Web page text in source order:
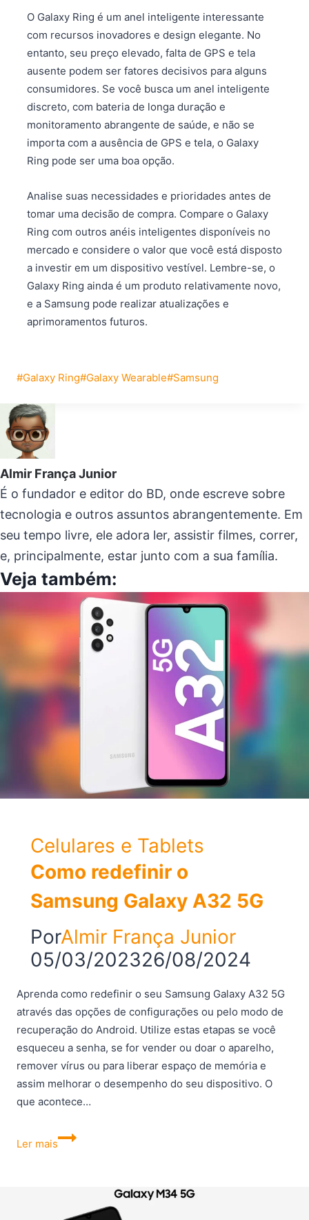
O Galaxy Ring é um anel inteligente interessante
com recursos inovadores e design elegante. No
entanto, seu preço elevado, falta de GPS e tela
ausente podem ser fatores decisivos para alguns
consumidores. Se você busca um anel inteligente
discreto, com bateria de longa duração e
monitoramento abrangente de saúde, e não se
importa com a ausência de GPS e tela, o Galaxy
Ring pode ser uma boa opção.
Analise suas necessidades e prioridades antes de
tomar uma decisão de compra. Compare o Galaxy
Ring com outros anéis inteligentes disponíveis no
mercado e considere o valor que você está disposto
a investir em um dispositivo vestível. Lembre-se, o
Galaxy Ring ainda é um produto relativamente novo,
e a Samsung pode realizar atualizações e
aprimoramentos futuros.
Tags
Post:
#Galaxy Ring#Galaxy Wearable#Samsung
Almir França Junior
É o fundador e editor do BD, onde escreve sobre
tecnologia e outros assuntos abrangentemente. Em
seu tempo livre, ele adora ler, assistir filmes, correr,
e, principalmente, estar junto com a sua família.
Veja também:
Celulares e Tablets
Como redefinir o
Samsung Galaxy A32 5G
PorAlmir França Junior
05/03/202326/08/2024
Aprenda como redefinir o seu Samsung Galaxy A32 5G
através das opções de configurações ou pelo modo de
recuperação do Android. Utilize estas etapas se você
esqueceu a senha, se for vender ou doar o aparelho,
remover vírus ou para liberar espaço de memória e
assim melhorar o desempenho do seu dispositivo. O
que acontece…
Ler mais
Como